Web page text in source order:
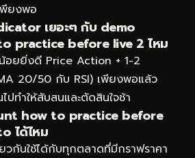
พียงพอ
เยอะๆ กับ demo
practice before live 2 ไหม
น้อยยิ่งดี Price Action + 1-2
20/50 กับ RSI) เพียงพอแล้ว
ทำให้สับสนและตัดสินใจช้า
how to practice before
ได้ไหม
วกันใช้ได้กับทุกตลาดที่มีกราฟราคา